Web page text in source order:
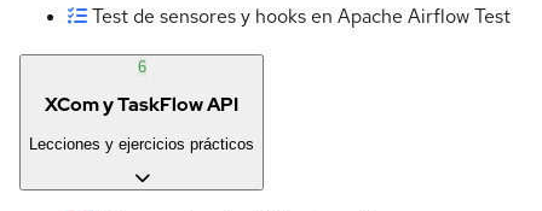
Test de sensores y hooks en Apache AirflowTest
6
XCom y TaskFlow API
Lecciones y ejercicios prácticos